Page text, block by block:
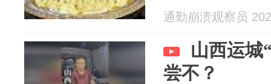
通勤崩溃观察员
山西运城
尝不？